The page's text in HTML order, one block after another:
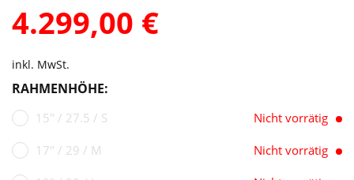
4.299,00 €
inkl. MwSt.
RAHMENHÖHE:
15" / 27.5 / S Nicht vorrätig
17" / 29 / M Nicht vorrätig